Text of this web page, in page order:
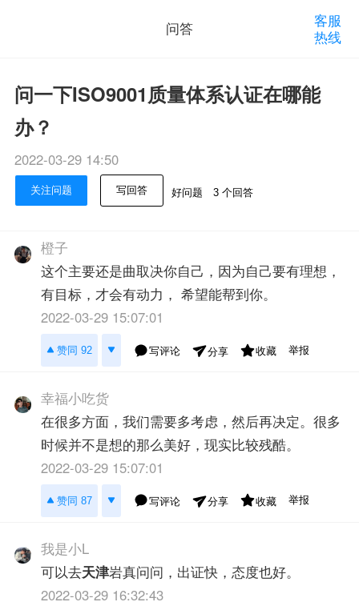
问答
客服
热线
问一下ISO9001质量体系认证在哪能
办？
2022-03-29 14:50
关注问题 写回答 好问题 3 个回答
橙子
这个主要还是曲取决你自己，因为自己要有理想，
有目标，才会有动力， 希望能帮到你。
2022-03-29 15:07:01
赞同 92 写评论 分享 收藏 举报
幸福小吃货
在很多方面，我们需要多考虑，然后再决定。很多
时候并不是想的那么美好，现实比较残酷。
2022-03-29 15:07:01
赞同 87 写评论 分享 收藏 举报
我是小L
可以去天津岩真问问，出证快，态度也好。
2022-03-29 16:32:43